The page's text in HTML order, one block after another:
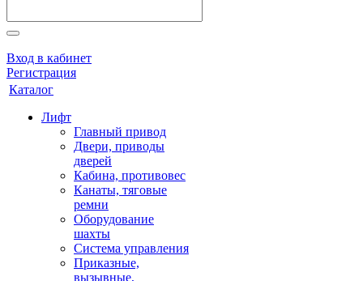
Вход в кабинет
Регистрация
Каталог
Лифт
Главный привод
Двери, приводы
дверей
Кабина, противовес
Канаты, тяговые
ремни
Оборудование
шахты
Система управления
Приказные,
вызывные,